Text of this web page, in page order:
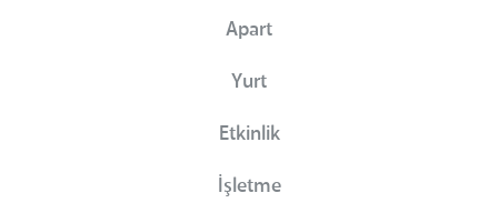
Apart
Yurt
Etkinlik
İşletme